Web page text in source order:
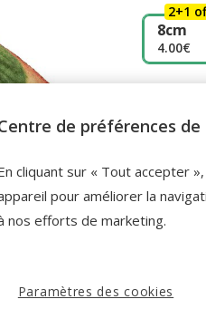
8cm
2+1
4.00€
offert à
valable
sélection
de préférences
cliquant sur « Tout accepter
pour améliorer la
nos efforts de marketing.
Paramètres des cookies